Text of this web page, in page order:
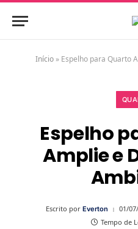
Início» Espelho para Quarto
Espelho
Amplie e
Escrito por Everton 01/
Tempo de